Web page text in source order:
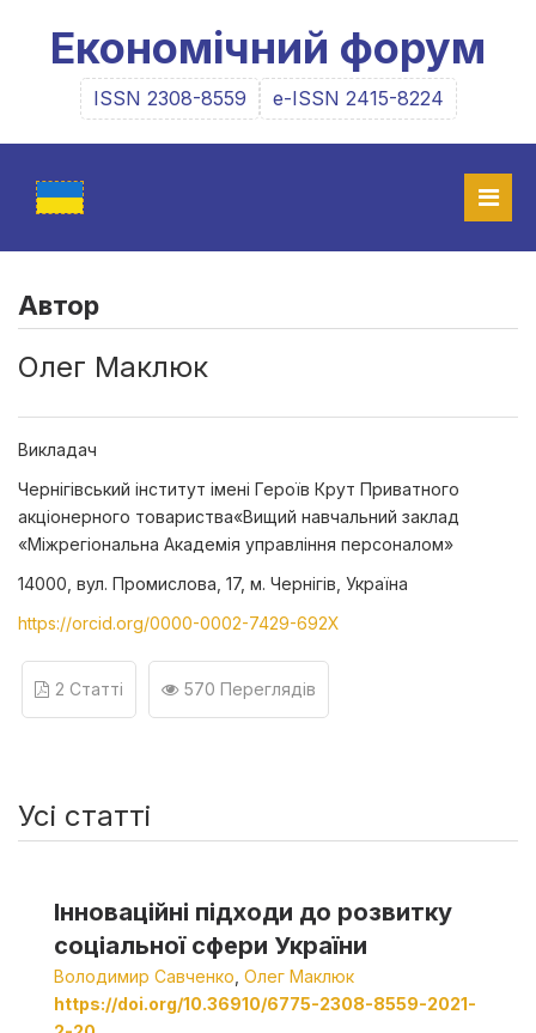
Економічний форум
ISSN 2308-8559 e-ISSN 2415-8224
Автор
Олег Маклюк
Викладач
Чернігівський інститут імені Героїв Крут Приватного
акціонерного товариства«Вищий навчальний заклад
«Міжрегіональна Академія управління персоналом»
14000, вул. Промислова, 17, м. Чернігів, Україна
https://orcid.org/0000-0002-7429-692X
2 Статті 570 Переглядів
Усі статті
Інноваційні підходи до розвитку
соціальної сфери України
Володимир Савченко Олег Маклюк
https://doi.org/10.36910/6775-2308-8559-2021-